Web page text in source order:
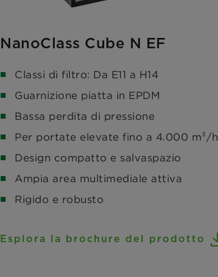
NanoClass Cube N EF
Classi di filtro: Da E11 a H14
Guarnizione piatta in EPDM
Bassa perdita di pressione
Per portate elevate fino a 4.000 m³/h
Design compatto e salvaspazio
Ampia area multimediale attiva
Rigido e robusto
Esplora la brochure del prodotto